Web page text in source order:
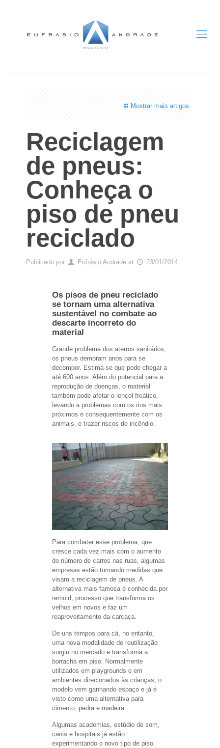
Mostrar mais artigos
Reciclagem
de pneus:
Conheça o
piso de pneu
reciclado
Publicado por Eufrásio Andrade at 23/01/2014
Os pisos de pneu reciclado
se tornam uma alternativa
sustentável no combate ao
descarte incorreto do
material
Grande problema dos aterros sanitários,
os pneus demoram anos para se
decompor. Estima-se que pode chegar a
até 600 anos. Além do potencial para a
reprodução de doenças, o material
também pode afetar o lençol freático,
levando a problemas com os rios mais
próximos e consequentemente com os
animais, e trazer riscos de incêndio.
Para combater esse problema, que
cresce cada vez mais com o aumento
do número de carros nas ruas, algumas
empresas estão tomando medidas que
visam a reciclagem de pneus. A
alternativa mais famosa é conhecida por
remold, processo que transforma os
velhos em novos e faz um
reaproveitamento da carcaça.
De uns tempos para cá, no entanto,
uma nova modalidade de reutilização
surgiu no mercado e transforma a
borracha em piso. Normalmente
utilizados em playgrounds e em
ambientes direcionados às crianças, o
modelo vem ganhando espaço e já é
visto como uma alternativa para
cimento, pedra e madeira.
Algumas academias, estúdio de som,
canis e hospitais já estão
experimentando o novo tipo de piso.